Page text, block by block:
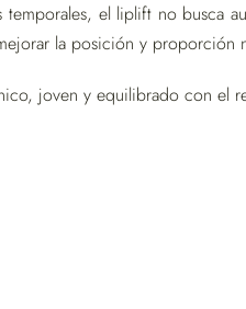
el liplift no busca
la posición y proporción
joven y equilibrado con el